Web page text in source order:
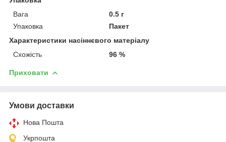
Вага
0.5 г
Упаковка
Пакет
Характеристики насіннєвого матеріалу
Схожість
96 %
Приховати
Умови доставки
Нова Пошта
Укрпошта